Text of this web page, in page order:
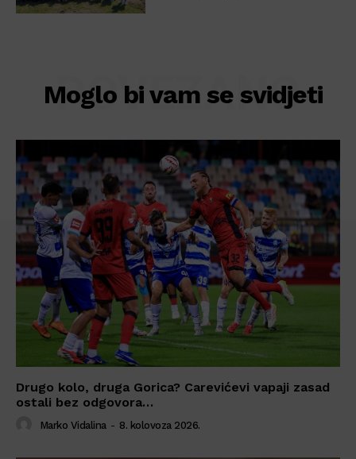
Moglo bi vam se svidjeti
POVEZANO
Drugo kolo, druga Gorica? Carevićevi vapaji zasad
ostali bez odgovora…
Marko Vidalina - 8. kolovoza 2026.